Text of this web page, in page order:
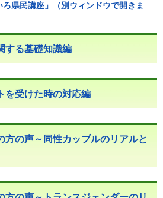
県民講座」（別ウィンドウで開きま
する基礎知識編
を受けた時の対応編
方の声～同性カップルのリアルと